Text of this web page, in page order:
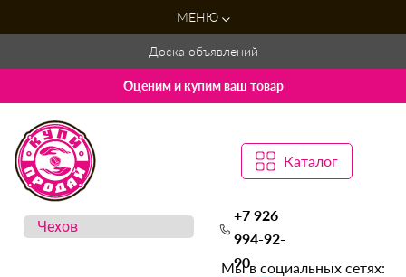
МЕНЮ
Доска объявлений
Оценим и купим ваш товар
Каталог
+7 926
994-92-
90
Мы в социальных сетях: